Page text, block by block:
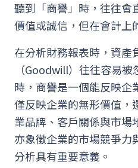
聽到「商譽」時，往往會
價值或誠信，但在會計上
在分析財務報表時，資產
（Goodwill）往往容易
時，商譽是一個能反映企
僅反映企業的無形價值，
業品牌、客戶關係與市場
亦象徵企業的市場競爭力
分析具有重要意義。